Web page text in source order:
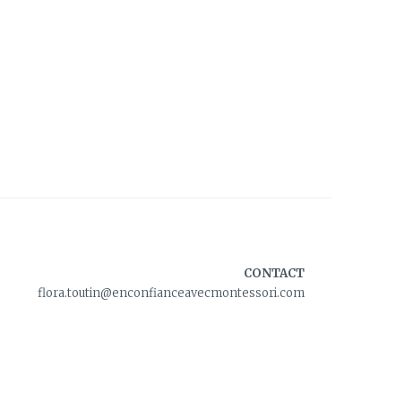
CONTACT
flora.toutin@enconfianceavecmontessori.com